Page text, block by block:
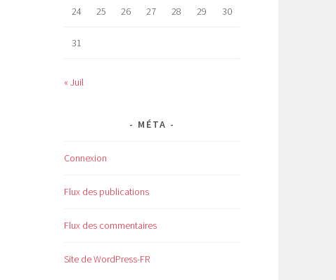
24 25 26 27 28 29 30
31
« Juil
MÉTA
Connexion
Flux des publications
Flux des commentaires
Site de WordPress-FR